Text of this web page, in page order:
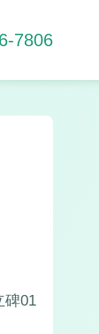
7806
碑01